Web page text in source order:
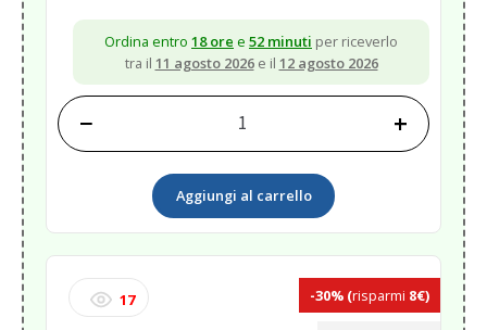
Ordina entro 18 ore e 52 minuti per riceverlo
tra il 11 agosto 2026 e il 12 agosto 2026
REPELLENTE
PIDER
quantità
− +
Aggiungi al carrello
-30% (risparmi 8€)
17